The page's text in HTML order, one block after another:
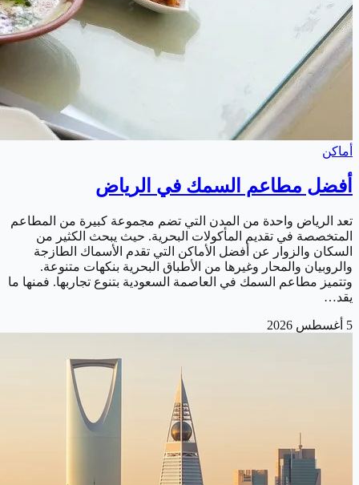
أماكن
أفضل مطاعم السمك في الرياض
تعد الرياض واحدة من المدن التي تضم مجموعة كبيرة من المطاعم
المتخصصة في تقديم المأكولات البحرية. حيث يبحث الكثير من
السكان والزوار عن أفضل الأماكن التي تقدم الأسماك الطازجة
والروبيان والمحار وغيرها من الأطباق البحرية بنكهات متنوعة.
وتتميز مطاعم السمك في العاصمة السعودية بتنوع تجاربها. فمنها ما
يقد…
5 أغسطس 2026